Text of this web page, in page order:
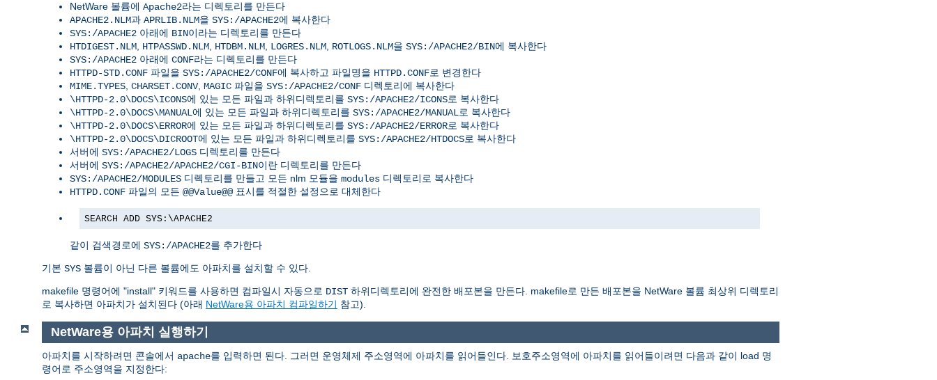
NetWare 볼륨에 Apache2라는 디렉토리를 만든다
APACHE2.NLM과 APRLIB.NLM을 SYS:/APACHE2에 복사한다
SYS:/APACHE2 아래에 BIN이라는 디렉토리를 만든다
HTDIGEST.NLM, HTPASSWD.NLM, HTDBM.NLM, LOGRES.NLM, ROTLOGS.NLM을 SYS:/APACHE2/BIN에 복사한다
SYS:/APACHE2 아래에 CONF라는 디렉토리를 만든다
HTTPD-STD.CONF 파일을 SYS:/APACHE2/CONF에 복사하고 파일명을 HTTPD.CONF로 변경한다
MIME.TYPES, CHARSET.CONV, MAGIC 파일을 SYS:/APACHE2/CONF 디렉토리에 복사한다
\HTTPD-2.0\DOCS\ICONS에 있는 모든 파일과 하위디렉토리를 SYS:/APACHE2/ICONS로 복사한다
\HTTPD-2.0\DOCS\MANUAL에 있는 모든 파일과 하위디렉토리를 SYS:/APACHE2/MANUAL로 복사한다
\HTTPD-2.0\DOCS\ERROR에 있는 모든 파일과 하위디렉토리를 SYS:/APACHE2/ERROR로 복사한다
\HTTPD-2.0\DOCS\DICROOT에 있는 모든 파일과 하위디렉토리를 SYS:/APACHE2/HTDOCS로 복사한다
서버에 SYS:/APACHE2/LOGS 디렉토리를 만든다
서버에 SYS:/APACHE2/APACHE2/CGI-BIN이란 디렉토리를 만든다
SYS:/APACHE2/MODULES 디렉토리를 만들고 모든 nlm 모듈을 modules 디렉토리로 복사한다
HTTPD.CONF 파일의 모든 @@Value@@표시를 적절한 설정으로 대체한다
SEARCH ADD SYS:\APACHE2
같이 검색경로에 SYS:/APACHE2를 추가한다
기본 SYS 볼륨이 아닌 다른 볼륨에도 아파치를 설치할 수 있다.
makefile 명령어에 "install" 키워드를 사용하면 컴파일시 자동으로 DIST 하위디렉토리에 완전한 배포본을 만든다. makefile로 만든 배포본을 NetWare 볼륨 최상위 디렉토리
로 복사하면 아파치가 설치된다 (아래 NetWare용 아파치 컴파일하기 참고).
NetWare용 아파치 실행하기
아파치를 시작하려면 콘솔에서 apache를 입력하면 된다. 그러면 운영체제 주소영역에 아파치를 읽어들인다. 보호주소영역에 아파치를 읽어들이려면 다음과 같이 load 명
령어로 주소영역을 지정한다: